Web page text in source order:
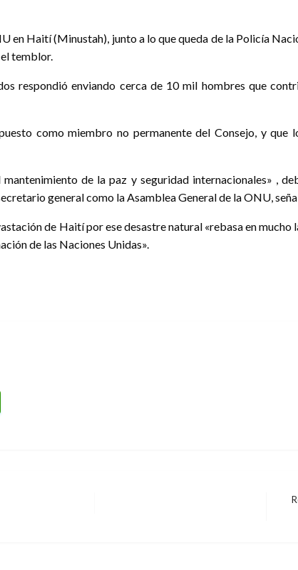
Haití (Minustah), junto a lo que queda de la Policía
temblor.
respondió enviando cerca de 10 mil hombres que
como miembro no permanente del Consejo, y que
de la paz y seguridad internacionales» ,
general como la Asamblea General de la ONU,
de Haití por ese desastre natural «rebasa en
de las Naciones Unidas».